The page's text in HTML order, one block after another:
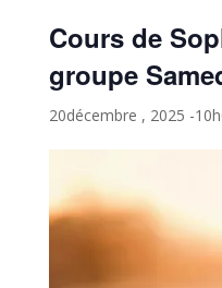
Cours de
groupe
20décembre , 2025 -